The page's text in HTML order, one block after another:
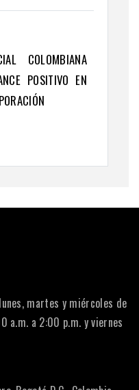
COLOMBIANA
POSITIVO EN
martes y miércoles de
a.m. a 2:00 p.m. y viernes